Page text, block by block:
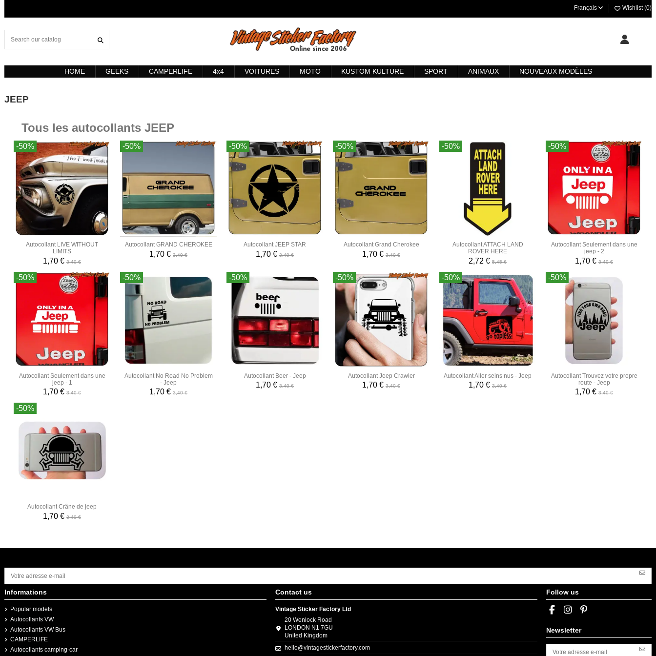
Français Wishlist (0)
HOME GEEKS CAMPERLIFE 4x4 VOITURES MOTO KUSTOM KULTURE SPORT ANIMAUX NOUVEAUX MODÈLES
JEEP
Tous les autocollants JEEP
-50%
Autocollant LIVE WITHOUT
LIMITS
1,70 € 3,40 €
-50%
Autocollant GRAND CHEROKEE
1,70 € 3,40 €
-50%
Autocollant JEEP STAR
1,70 € 3,40 €
-50%
Autocollant Grand Cherokee
1,70 € 3,40 €
-50%
Autocollant ATTACH LAND
ROVER HERE
2,72 € 5,45 €
-50%
Autocollant Seulement dans une
jeep - 2
1,70 € 3,40 €
-50%
Autocollant Seulement dans une
jeep - 1
1,70 € 3,40 €
-50%
Autocollant No Road No Problem
- Jeep
1,70 € 3,40 €
-50%
Autocollant Beer - Jeep
1,70 € 3,40 €
-50%
Autocollant Jeep Crawler
1,70 € 3,40 €
-50%
Autocollant Aller seins nus - Jeep
1,70 € 3,40 €
-50%
Autocollant Trouvez votre propre
route - Jeep
1,70 € 3,40 €
-50%
Autocollant Crâne de jeep
1,70 € 3,40 €
Informations
Popular models
Autocollants VW
Autocollants VW Bus
CAMPERLIFE
Autocollants camping-car
Contact us
Vintage Sticker Factory Ltd
20 Wenlock Road
LONDON N1 7GU
United Kingdom
hello@vintagestickerfactory.com
Follow us
Newsletter